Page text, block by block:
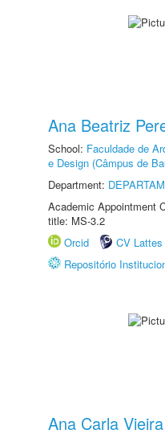
Ana Beatriz
School: Faculdade de
e Design (Câmpus de
Department:
Academic Appointment
title: MS-3.2
Orcid
CV Lattes
Repositório
Ana Carla